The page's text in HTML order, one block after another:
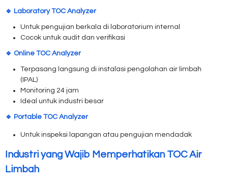
🔹 Laboratory TOC Analyzer
Untuk pengujian berkala di laboratorium internal
Cocok untuk audit dan verifikasi
🔹 Online TOC Analyzer
Terpasang langsung di instalasi pengolahan air limbah
(IPAL)
Monitoring 24 jam
Ideal untuk industri besar
🔹 Portable TOC Analyzer
Untuk inspeksi lapangan atau pengujian mendadak
Industri yang Wajib Memperhatikan TOC Air
Limbah